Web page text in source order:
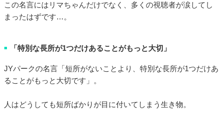
この名言にはリマちゃんだけでなく、多くの視聴者が涙してし
まったはずです…。
■ 「特別な長所が1つだけあることがもっと大切」
JYパークの名言「短所がないことより、特別な長所が1つだけあ
ることがもっと大切です」。
人はどうしても短所ばかりが目に付いてしまう生き物。